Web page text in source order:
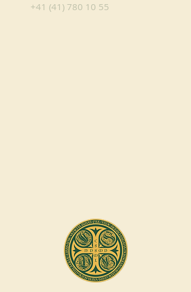
+41 (41) 780 10 55